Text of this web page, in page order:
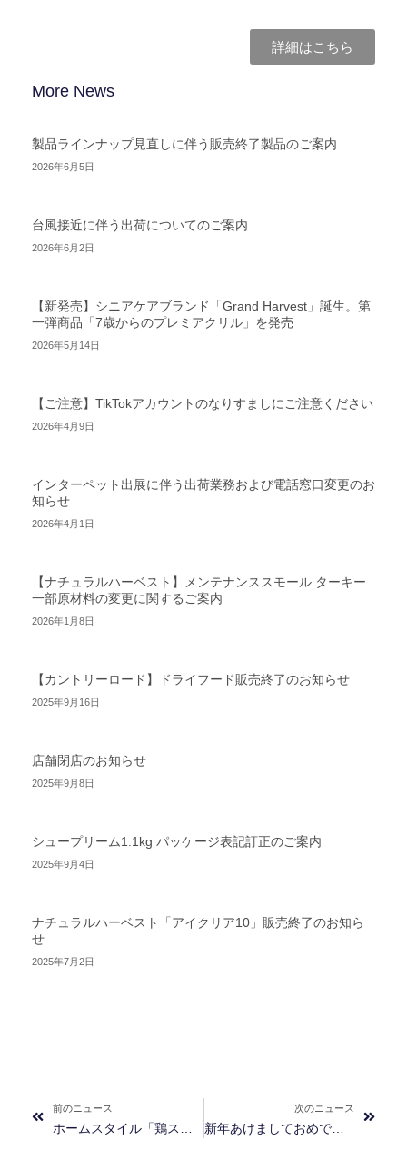
詳細はこちら
More News
製品ラインナップ見直しに伴う販売終了製品のご案内
2026年6月5日
台風接近に伴う出荷についてのご案内
2026年6月2日
【新発売】シニアケアブランド「Grand Harvest」誕生。第
一弾商品「7歳からのプレミアクリル」を発売
2026年5月14日
【ご注意】TikTokアカウントのなりすましにご注意ください
2026年4月9日
インターペット出展に伴う出荷業務および電話窓口変更のお
知らせ
2026年4月1日
【ナチュラルハーベスト】メンテナンススモール ターキー
一部原材料の変更に関するご案内
2026年1月8日
【カントリーロード】ドライフード販売終了のお知らせ
2025年9月16日
店舗閉店のお知らせ
2025年9月8日
シュープリーム1.1kg パッケージ表記訂正のご案内
2025年9月4日
ナチュラルハーベスト「アイクリア10」販売終了のお知ら
せ
2025年7月2日
前のニュース 次のニュース
新年あけましておめでとうございます。